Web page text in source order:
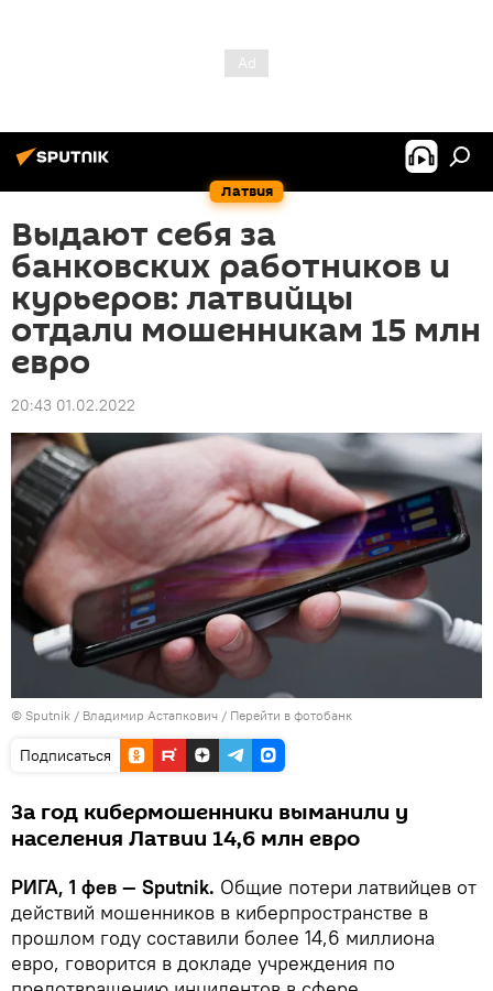
Латвия
Выдают себя за
банковских работников и
курьеров: латвийцы
отдали мошенникам 15 млн
евро
20:43 01.02.2022
© Sputnik / Владимир Астапкович / Перейти в фотобанк
Подписаться
За год кибермошенники выманили у
населения Латвии 14,6 млн евро
РИГА, 1 фев — Sputnik. Общие потери латвийцев от
действий мошенников в киберпространстве в
прошлом году составили более 14,6 миллиона
евро, говорится в докладе учреждения по